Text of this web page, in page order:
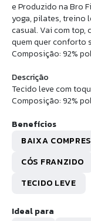
e Produzido na Bro
yoga, pilates, treino
casual. Vai com top,
quem quer conforto
Composição: 92%
Descrição
Tecido leve com
Composição: 92%
Benefícios
BAIXA
CÓS FRANZIDO
TECIDO LEVE
Ideal para